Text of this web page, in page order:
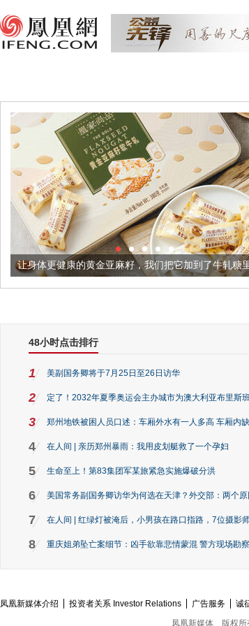
让身体更健康的黄金亚麻籽，我们把它加到了牛轧糖里
48小时点击排行
1 美副国务卿将于7月25日至26日访华
2 定了！2032年夏季奥运会主办城市为澳大利亚布里斯
3 郑州地铁被困人员口述：车厢外水有一人多高 车厢内
4 在人间 | 亲历郑州暴雨：我用皮划艇救了一个孕妇
5 生命至上！第83集团军某旅紧急实施爆破分洪
6 美国常务副国务卿访华为何选在天津？外交部：两个原
7 在人间 | 红绿灯被淹后，小男孩在路口指路，7位摄影
8 重庆姐弟坠亡案细节：凶手欲靠悲情蒙混 警方现场勘
凤凰新媒体介绍 投资者关系 Investor Relations 广告服务 诚
凤凰新媒体
版权所